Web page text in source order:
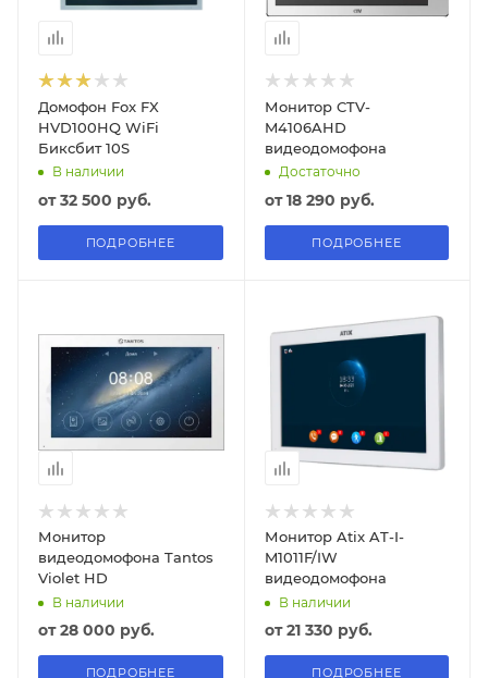
Домофон Fox FX
HVD100HQ WiFi
Биксбит 10S
В наличии
от32 500 руб.
ПОДРОБНЕЕ
Монитор CTV-
M4106AHD
видеодомофона
Достаточно
от18 290 руб.
ПОДРОБНЕЕ
Монитор
видеодомофона Tantos
Violet HD
В наличии
от28 000 руб.
ПОДРОБНЕЕ
Монитор Atix AT-I-
M1011F/IW
видеодомофона
В наличии
от21 330 руб.
ПОДРОБНЕЕ